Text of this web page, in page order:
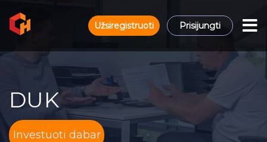
Užsiregistruoti Prisijungti
DUK
Investuoti dabar